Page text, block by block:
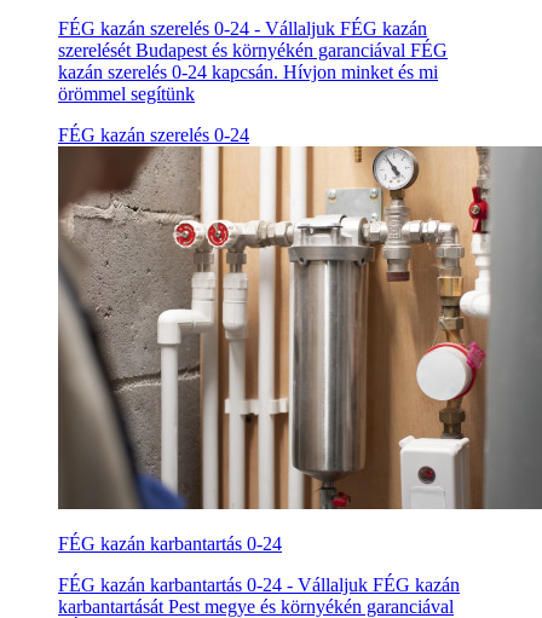
FÉG kazán szerelés 0-24 - Vállaljuk FÉG kazán
szerelését Budapest és környékén garanciával FÉG
kazán szerelés 0-24 kapcsán. Hívjon minket és mi
örömmel segítünk
FÉG kazán szerelés 0-24
FÉG kazán karbantartás 0-24
FÉG kazán karbantartás 0-24 - Vállaljuk FÉG kazán
karbantartását Pest megye és környékén garanciával